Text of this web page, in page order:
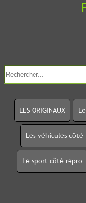
LES ORIGINAUX
Les véhicules côté
Le sport côté repro